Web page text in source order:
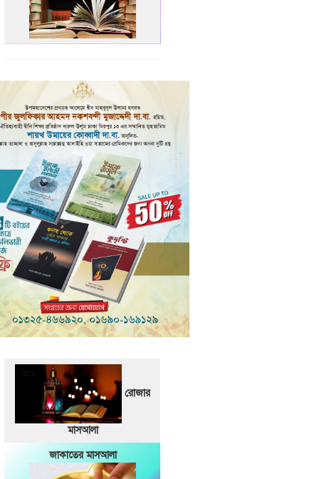
রোজার
মাসআলা
জাকাতের মাসআলা